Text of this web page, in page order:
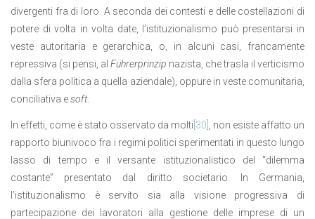
divergenti fra di loro. A seconda dei contesti e delle costellazioni di
potere di volta in volta date, l’istituzionalismo può presentarsi in
veste autoritaria e gerarchica, o, in alcuni casi, francamente
repressiva (si pensi, al Führerprinzip nazista, che trasla il verticismo
dalla sfera politica a quella aziendale), oppure in veste comunitaria,
conciliativa esoft.
In effetti, come è stato osservato da molti [30] , non esiste affatto un
rapporto biunivoco fra i regimi politici sperimentati in questo lungo
lasso di tempo e il versante istituzionalistico del “dilemma
costante” presentato dal diritto societario. In Germania,
l’istituzionalismo è servito sia alla visione progressiva di
partecipazione dei lavoratori alla gestione delle imprese di un